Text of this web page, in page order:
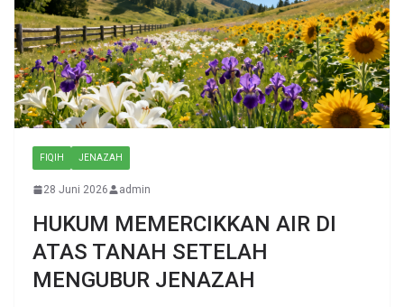
FIQIH JENAZAH
28 Juni 2026 admin
HUKUM MEMERCIKKAN AIR DI
ATAS TANAH SETELAH
MENGUBUR JENAZAH